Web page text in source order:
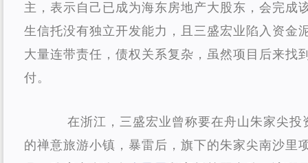
主，表示自己已成为海东房地产大股东，会完成
生信托没有独立开发能力，且三盛宏业陷入资金
大量连带责任，债权关系复杂，虽然项目后来找
付。
在浙江，三盛宏业曾称要在舟山朱家尖
的禅意旅游小镇，暴雷后，旗下的朱家尖南沙里